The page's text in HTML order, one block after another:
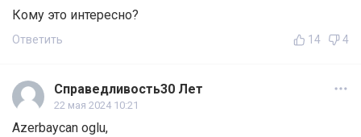
Кому это интересно?
Ответить 14 4
Справедливость30 Лет
22 мая 2024 10:21
Azerbaycan oglu,